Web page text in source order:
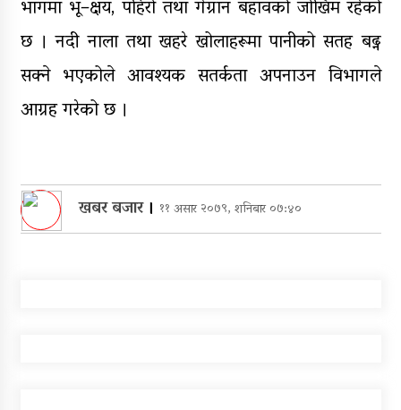
भागमा भू–क्षय, पहिरो तथा गेग्रान बहावको जोखिम रहेको
छ । नदी नाला तथा खहरे खोलाहरूमा पानीको सतह बढ्न
सक्ने भएकोले आवश्यक सतर्कता अपनाउन विभागले
आग्रह गरेको छ ।
खबर बजार। ११ असार २०७९, शनिबार ०७:४०